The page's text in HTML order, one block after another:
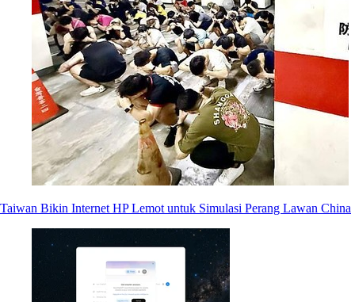
Taiwan Bikin Internet HP Lemot untuk Simulasi Perang Lawan China